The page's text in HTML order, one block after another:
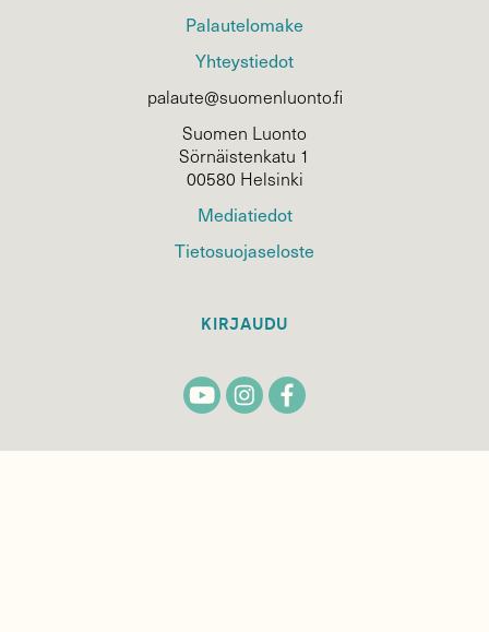
Palautelomake
Yhteystiedot
palaute@suomenluonto.fi
Suomen Luonto
Sörnäistenkatu 1
00580 Helsinki
Mediatiedot
Tietosuojaseloste
KIRJAUDU